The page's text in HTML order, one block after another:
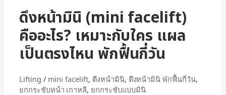
ดึงหน้ามินิ (mini facelift)
คืออะไร? เหมาะกับใคร แผล
เป็นตรงไหน พักฟื้นกี่วัน
Lifting / mini facelift, ดึงหน้ามินิ, ดึงหน้ามินิ พักฟื้นกี่วัน,
ยกกระชับหน้า เกาหลี, ยกกระชับแบบมินิ